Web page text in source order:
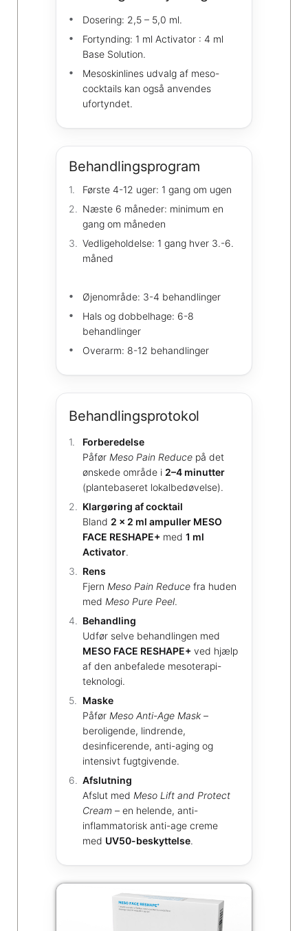
Dosering: 2,5 – 5,0 ml.
Fortynding: 1 ml Activator : 4 ml
Base Solution.
Mesoskinlines udvalg af meso-
cocktails kan også anvendes
ufortyndet.
Behandlingsprogram
Første 4-12 uger: 1 gang om ugen
Næste 6 måneder: minimum en
gang om måneden
Vedligeholdelse: 1 gang hver 3.-6.
måned
Øjenområde: 3-4 behandlinger
Hals og dobbelhage: 6-8
behandlinger
Overarm: 8-12 behandlinger
Behandlingsprotokol
Forberedelse
Påfør Meso Pain Reduce på det
ønskede område i 2–4 minutter
(plantebaseret lokalbedøvelse).
Klargøring af cocktail
Bland 2 × 2 ml ampuller MESO
FACE RESHAPE+ med 1 ml
Activator.
Rens
Fjern Meso Pain Reduce fra huden
med Meso Pure Peel.
Behandling
Udfør selve behandlingen med
MESO FACE RESHAPE+ ved hjælp
af den anbefalede mesoterapi-
teknologi.
Maske
Påfør Meso Anti-Age Mask–
beroligende, lindrende,
desinficerende, anti-aging og
intensivt fugtgivende.
Afslutning
Afslut med Meso Lift and Protect
Cream – en helende, anti-
inflammatorisk anti-age creme
med UV50-beskyttelse.